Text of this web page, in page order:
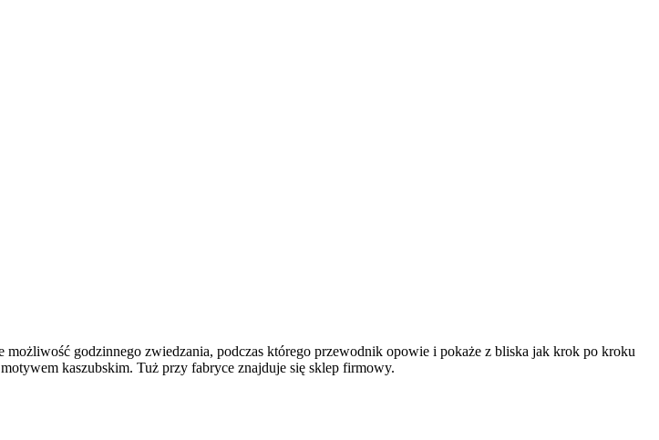
godzinnego zwiedzania, podczas którego przewodnik opowie i pokaże z bliska jak krok po kroku
kaszubskim. Tuż przy fabryce znajduje się sklep firmowy.